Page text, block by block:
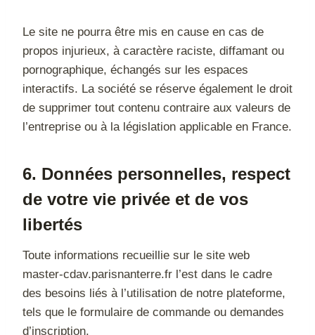
Le site ne pourra être mis en cause en cas de
propos injurieux, à caractère raciste, diffamant ou
pornographique, échangés sur les espaces
interactifs. La société se réserve également le droit
de supprimer tout contenu contraire aux valeurs de
l’entreprise ou à la législation applicable en France.
6. Données personnelles, respect
de votre vie privée et de vos
libertés
Toute informations recueillie sur le site web
master-cdav.parisnanterre.fr l’est dans le cadre
des besoins liés à l’utilisation de notre plateforme,
tels que le formulaire de commande ou demandes
d’inscription.